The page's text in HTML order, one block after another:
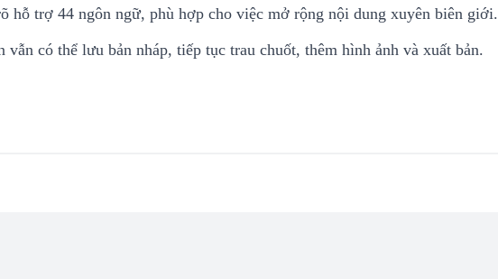
hỗ trợ 44 ngôn ngữ, phù hợp cho việc mở rộng nội dung xuyên biên giới.
vẫn có thể lưu bản nháp, tiếp tục trau chuốt, thêm hình ảnh và xuất bản.